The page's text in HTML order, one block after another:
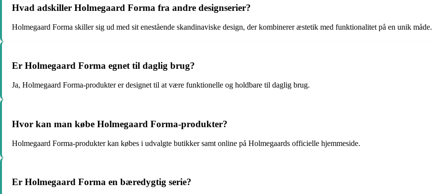
Hvad adskiller Holmegaard Forma fra andre designserier?
Holmegaard Forma skiller sig ud med sit enestående skandinaviske design, der kombinerer æstetik med funktionalitet på en unik måde.
Er Holmegaard Forma egnet til daglig brug?
Ja, Holmegaard Forma-produkter er designet til at være funktionelle og holdbare til daglig brug.
Hvor kan man købe Holmegaard Forma-produkter?
Holmegaard Forma-produkter kan købes i udvalgte butikker samt online på Holmegaards officielle hjemmeside.
Er Holmegaard Forma en bæredygtig serie?